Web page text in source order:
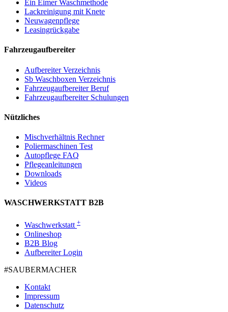
Ein Eimer Waschmethode
Lackreinigung mit Knete
Neuwagenpflege
Leasingrückgabe
Fahrzeugaufbereiter
Aufbereiter Verzeichnis
Sb Waschboxen Verzeichnis
Fahrzeugaufbereiter Beruf
Fahrzeugaufbereiter Schulungen
Nützliches
Mischverhältnis Rechner
Poliermaschinen Test
Autopflege FAQ
Pflegeanleitungen
Downloads
Videos
WASCHWERKSTATT B2B
Waschwerkstatt +
Onlineshop
B2B Blog
Aufbereiter Login
#SAUBER­MACHER
Kontakt
Impressum
Datenschutz